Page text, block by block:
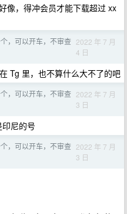
像，得冲会员才能下载超过 xx
，可以开车，不审查 2022 年 7 月
4 日
Tg 里，也不算什么大不了的吧
，可以开车，不审查 2022 年 7 月
3 日
尼的号
，可以开车，不审查 2022 年 7 月
3 日